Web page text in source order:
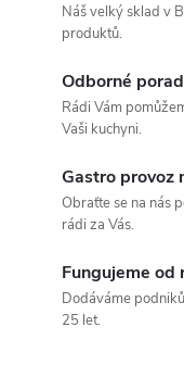
Náš velký sklad v
produktů.
Odborné
Rádi Vám
Vaši kuchyni.
Gastro provoz
Obraťte se na nás
rádi za Vás.
Fungujeme od
Dodáváme
25 let.